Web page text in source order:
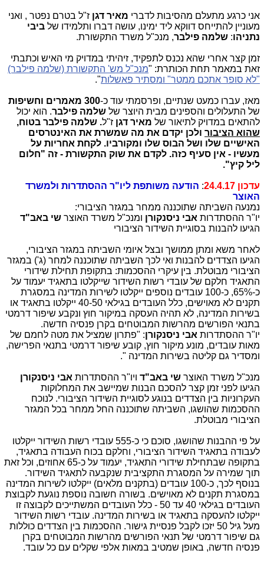
אני כרגע מתעלם מהסיבות לדברי מאיר דגןז"ל בטרם נפטר , ואני
מעוניין להתייחס דווקא ליד ימינו, עושה דברו ותלמידו של ביבי
נתניהו: שלמה פילבר, מנכ"ל משרד התקשורת.
זמן קצר אחרי שהא נכנס לתפקיד, זיהיתי במדויק מי האיש וכתבתי
זאת במאמר תחת הכותרת: "מנכ"ל מש' התקשורת (שלמה פילבר)
"לא סופר אתכם ממטר" ומסתיר פאשלות".
מאז, עברו כמעט שנתיים, ופרסמתי עוד כ-300 מאמרים וחשיפות
של התעלולים והספינים מבית היוצר של שלמה פילבר. הוא יכול
להתאים במדויק לתיאור של מאיר דגן ז"ל. שלמה פילבר בטוח,
שהוא הציבורולכן יקדם את מה שמשרת את האינטרסים
האישיים שלו ושל הבוס שלו ומקורביו. לקחת אחריות על
מעשיו - אין סעיף כזה. לקדם את שוק התקשורת - זה "חלום
ליל קיץ".
עדכון 24.4.17 : הודעה משותפת ליו"ר ההסתדרות ולמשרד
האוצר
נמנעה השביתה שתוכננה ממחר במגזר הציבורי:
יו"ר ההסתדרות אבי ניסנקורן ומנכ"ל משרד האוצר שי באב"ד
הגיעו להבנות בסוגיית השידור הציבורי
לאחר משא ומתן ממושך ובצל איומי השביתה במגזר הציבורי,
הגיעו הצדדים להבנות ואי לכך השביתה שתוכננה למחר (ג') במגזר
הציבורי מבוטלת. בין עיקרי ההסכמות: בתקופת תחילת שידורי
התאגיד חלקם של עובדי רשות השידור שייקלטו בתאגיד יעמוד על
כ-65%, כ-100 עובדים נוספים ייקלטו לשירות המדינה במסגרת
תקנים לא מאוישים, כלל העובדים בגילאי 40-50 ייקלטו בתאגיד או
בשירות המדינה, לא תהיה העסקה במיקור חוץ ונקבע שיפור דרמטי
בתנאי הפורשים מהרשות המבוטחים בקרן פנסיה חדשה.
יו"ר ההסתדרות אבי ניסנקורן: "פתרון שמציל את מטה לחמם של
מאות עובדים, מונע מיקור חוץ, קובע שיפור דרמטי בתנאי הפרישה,
ומסדיר גם קליטה בשירות המדינה ".
מנכ"ל משרד האוצר שי באב"דויו"ר ההסתדרות אבי ניסנקורן
הגיעו לפני זמן קצר להסכם הבנות שמיישב את המחלוקות
העקרוניות בין הצדדים בנוגע לסוגיית השידור הציבורי. לנוכח
ההסכמות שהושגו, השביתה שתוכננה החל ממחר בכל המגזר
הציבורי מבוטלת.
על פי ההבנות שהושגו, סוכם כי כ-555 עובדי רשות השידור ייקלטו
לעבודה בתאגיד השידור הציבורי, וחלקם בכוח העבודה בתאגיד,
בתקופה שבתחילת שידורי התאגיד, יעמוד על כ-65 אחוזים, וכל זאת
תוך שמירה על המסגרת התקציבית שנקבעה לתאגיד השידור.
בנוסף לכך, כ-100 עובדים (בתקנים מלאים) ייקלטו לשירות המדינה
במסגרת תקנים לא מאוישים. בשורה חשובה נוספת נוגעת לקבוצת
העובדים בגילאי 40 עד 50 - כלל העובדים המשתייכים לקבוצה זו
ייקלטו להעסקה בתאגיד או בשירות המדינה. עובדי רשות השידור
מעל גיל 50 יזכו לקבל פנסיית גישור. ההסכמות בין הצדדים כוללות
גם שיפור דרמטי של תנאי הפורשים מהרשות המבוטחים בקרן
פנסיה חדשה, באופן שמטיב במאות אלפי שקלים עם כל עובד.